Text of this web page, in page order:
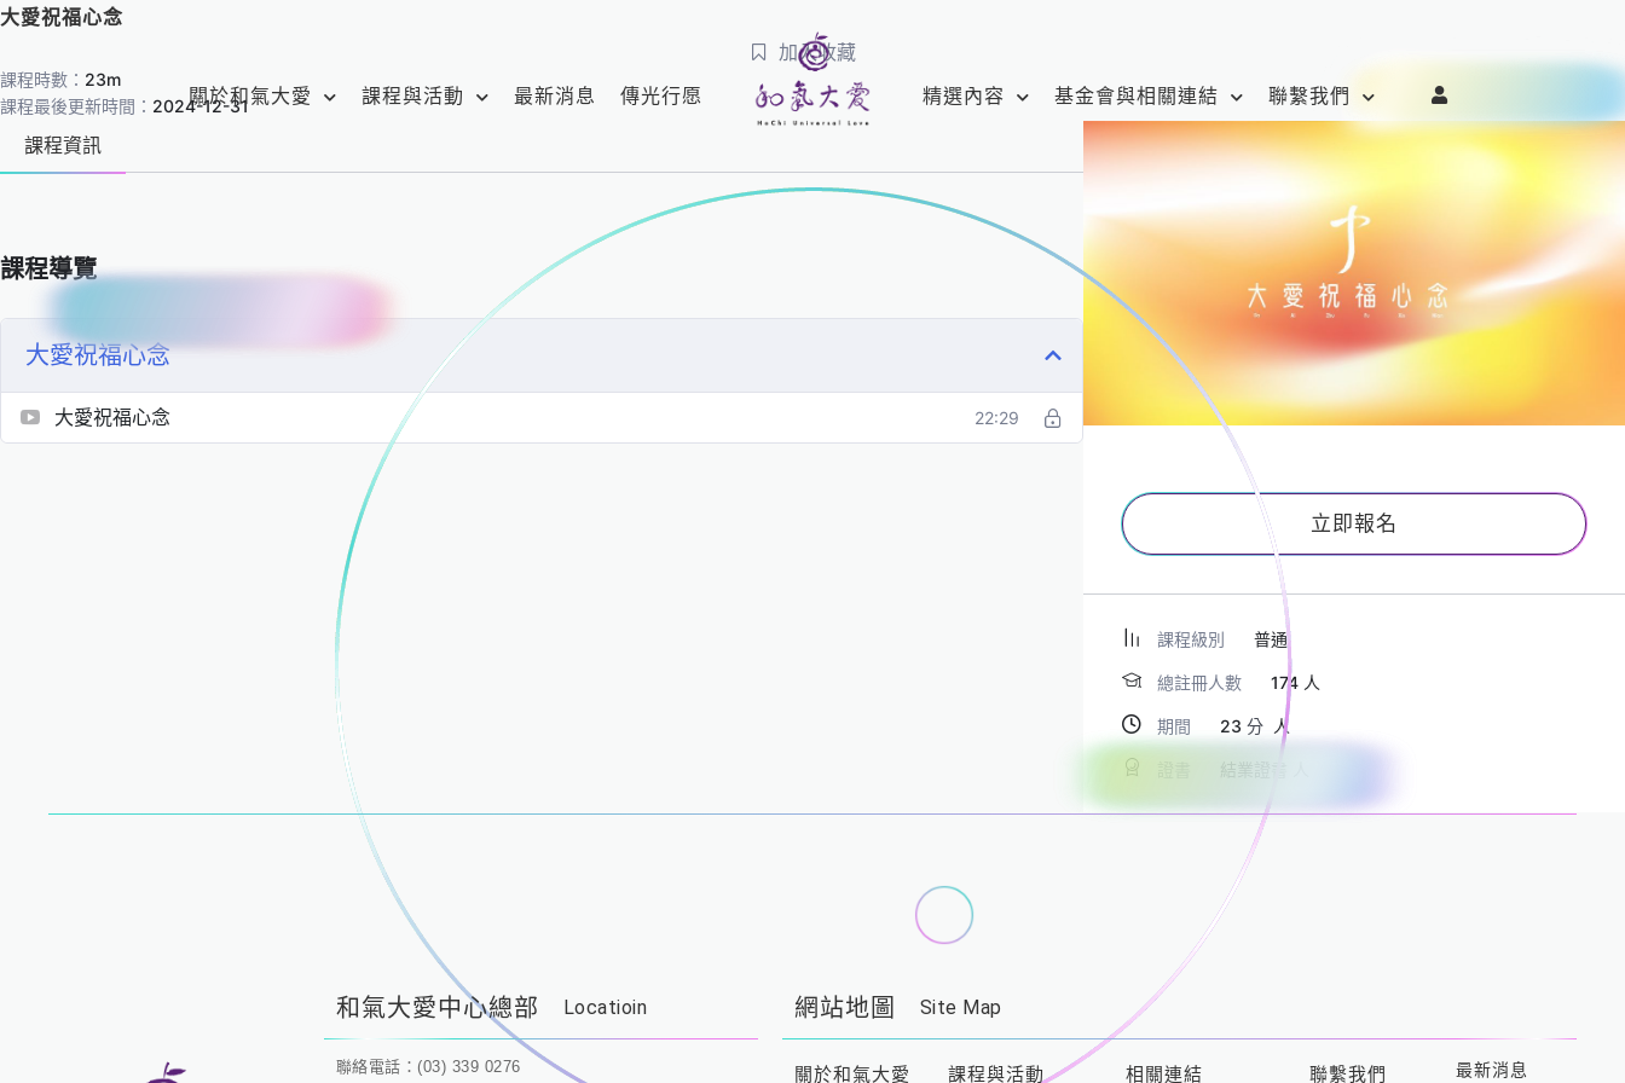
跳
主
要
關於和氣大愛 課程與活動 最新消息 傳光行愿 精選內容 基金會與相關連結 聯繫我們
大愛祝福心念
加入收藏
課程時數： 23m
課程最後更新時間： 2024-12-31
課程資訊
課程導覽
大愛祝福心念
大愛祝福心念 22:29
立即報名
課程級別 普通
總註冊人數 174
期間 23 分
結業證書
和氣大愛中心總部 Locatioin
聯絡電話：(03) 339 0276
網站地圖 Site Map
關於和氣大愛 課程與活動 相關連結 聯繫我們 最新消息